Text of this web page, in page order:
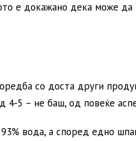
е докажано дека може
со доста други
4-5 – не баш, од повеќе
вода, а според едно